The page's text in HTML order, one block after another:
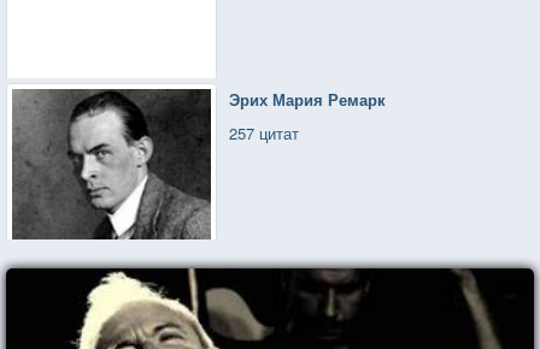
Эрих Мария Ремарк
257 цитат